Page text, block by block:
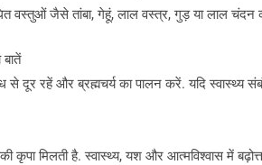
वस्तुओं जैसे तांबा, गेहूं, लाल वस्त्र, गुड़ या लाल चंदन
से दूर रहें और ब्रह्मचर्य का पालन करें. यदि स्वास्थ्य
कृपा मिलती है. स्वास्थ्य, यश और आत्मविश्वास में